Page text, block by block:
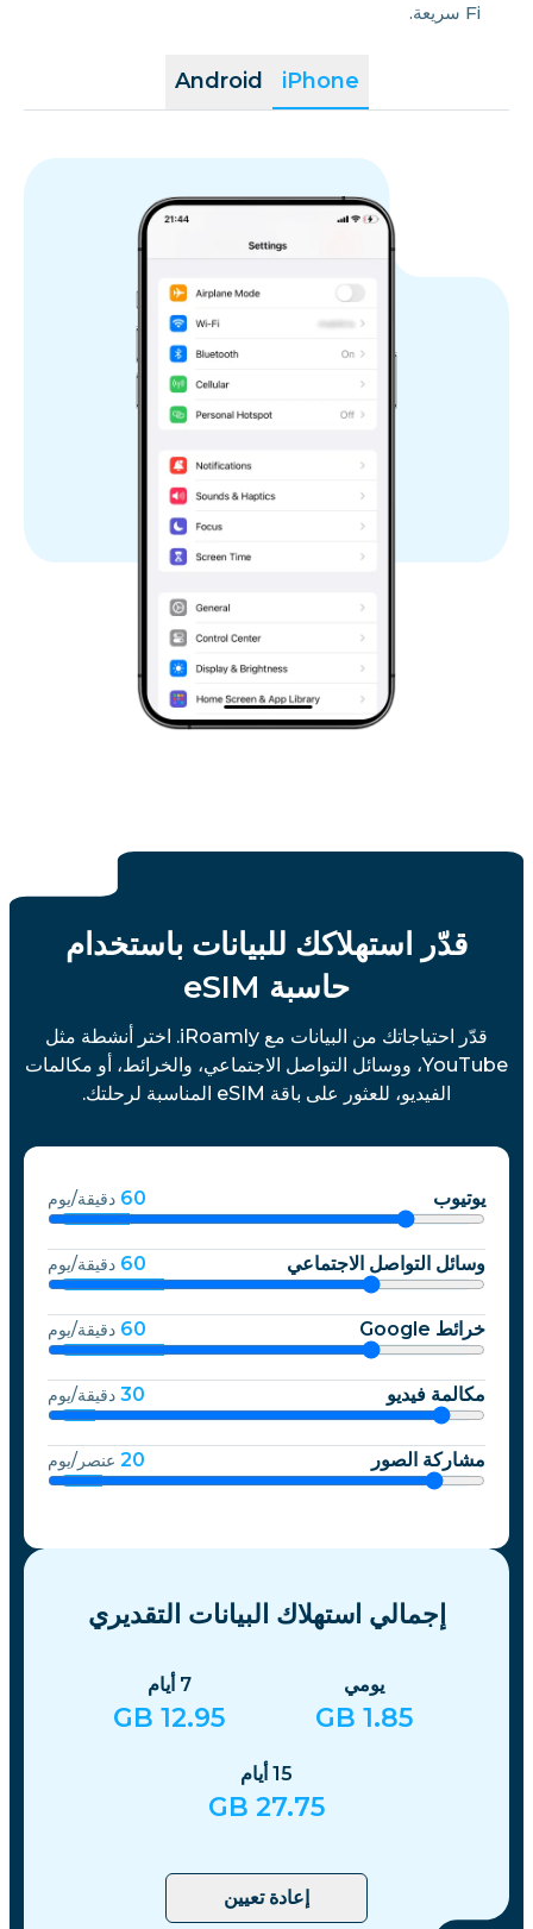
iPhone
Android
Fi سريعة.
قدّر استهلاكك للبيانات باستخدام
حاسبة eSIM
قدّر احتياجاتك من البيانات مع iRoamly. اختر أنشطة مثل
YouTube، ووسائل التواصل الاجتماعي، والخرائط، أو مكالمات
الفيديو، للعثور على باقة eSIM المناسبة لرحلتك.
يوتيوب 60 دقيقة/يوم
وسائل التواصل الاجتماعي 60 دقيقة/يوم
خرائط Google 60 دقيقة/يوم
مكالمة فيديو 30 دقيقة/يوم
مشاركة الصور 20 عنصر/يوم
إجمالي استهلاك البيانات التقديري
يومي
1.85
7 أيام
12.95
15 أيام
27.75
إعادة تعيين